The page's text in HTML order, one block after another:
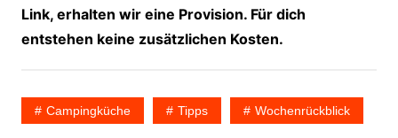
Link, erhalten wir eine Provision. Für dich
entstehen keine zusätzlichen Kosten.
Campingküche Tipps Wochenrückblick